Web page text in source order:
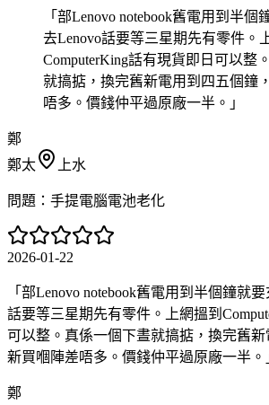
「 部Lenovo notebook舊電用到半個
去Lenovo話要等三星期先有零件。
ComputerKing話有現貨即日可以整
就搞掂，換完舊新電用到四五個鐘
唔多。價錢仲平過原廠一半。 」
鄭
鄭太
上水
問題： 手提電腦電池老化
2026-01-22
「 部Lenovo notebook舊電用到半個鐘就
話要等三星期先有零件。上網搵到
可以整。真係一個下晝就搞掂，換完舊新
新買嗰陣差唔多。價錢仲平過原廠一半。
鄭